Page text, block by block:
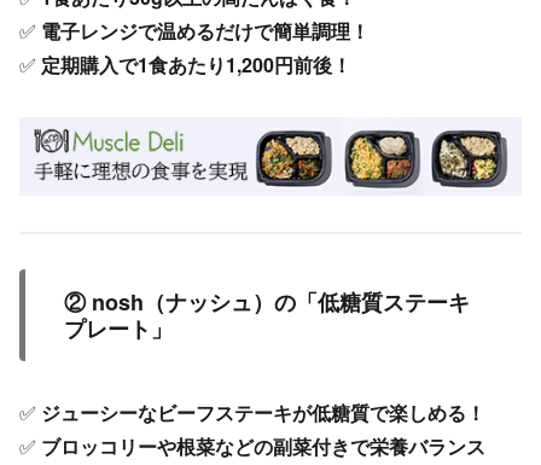
✅ 電子レンジで温めるだけで簡単調理！
✅ 定期購入で1食あたり1,200円前後！
② nosh（ナッシュ）の「低糖質ステーキ
プレート」
✅ ジューシーなビーフステーキが低糖質で楽しめる！
✅ ブロッコリーや根菜などの副菜付きで栄養バランス